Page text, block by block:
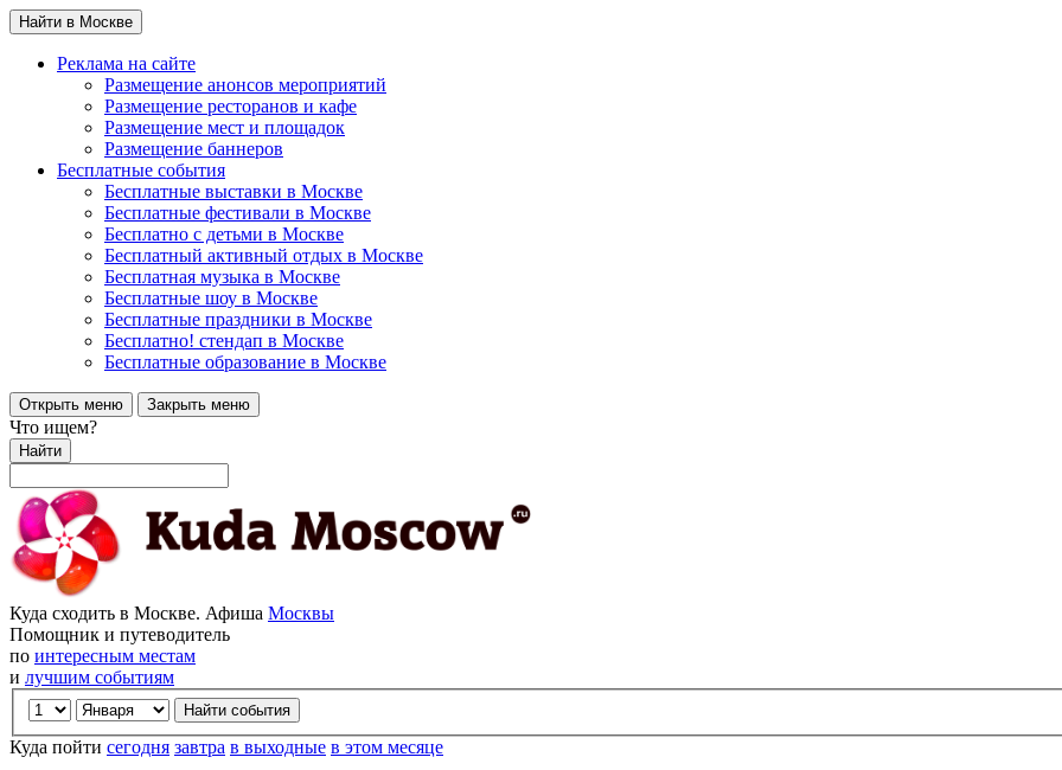
Найти в Москве
Реклама на сайте
Размещение анонсов мероприятий
Размещение ресторанов и кафе
Размещение мест и площадок
Размещение баннеров
Бесплатные события
Бесплатные выставки в Москве
Бесплатные фестивали в Москве
Бесплатно с детьми в Москве
Бесплатный активный отдых в Москве
Бесплатная музыка в Москве
Бесплатные шоу в Москве
Бесплатные праздники в Москве
Бесплатно! стендап в Москве
Бесплатные образование в Москве
Открыть меню Закрыть меню
Что ищем?
Найти
Куда сходить в Москве. Афиша Москвы
Помощник и путеводитель
по интересным местам
и лучшим событиям
Куда пойти сегодня завтра в выходные в этом месяце